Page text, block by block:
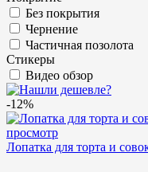
Без покрытия
Чернение
Частичная позолота
Стикеры
Видео обзор
-12%
просмотр
Лопатка для торта и